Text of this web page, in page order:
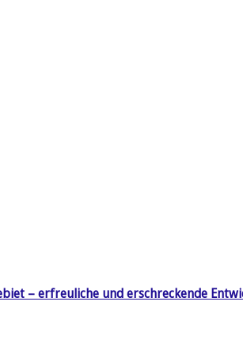
– erfreuliche und erschreckende